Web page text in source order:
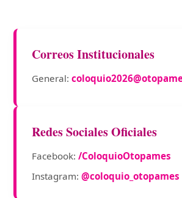
Correos Institucionales
General:
Redes Sociales Oficiales
Facebook:/ColoquioOtopames
Instagram:@coloquio_otopames